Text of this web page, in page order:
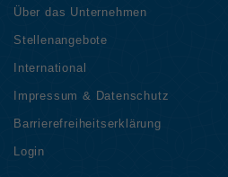
Über das Unternehmen
Stellenangebote
International
Impressum & Datenschutz
Barrierefreiheitserklärung
Login